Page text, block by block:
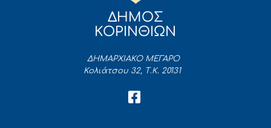
ΔΗΜΟΣ
ΚΟΡΙΝΘΙΩΝ
ΔΗΜΑΡΧΙΑΚΟ ΜΕΓΑΡΟ
Κολιάτσου 32, Τ.Κ. 20131